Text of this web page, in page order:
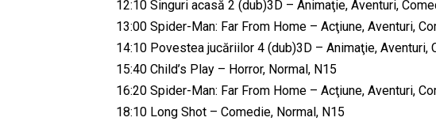
12:10 Singuri acasă 2 (dub)3D – Animaţie, Aventuri,
13:00 Spider-Man: Far From Home – Acţiune, Aventuri,
14:10 Povestea jucăriilor 4 (dub)3D – Animaţie, Aventuri,
15:40 Child’s Play – Horror, Normal, N15
16:20 Spider-Man: Far From Home – Acţiune, Aventuri,
18:10 Long Shot – Comedie, Normal, N15